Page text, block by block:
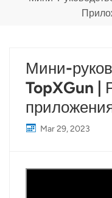
Мини-
TopXGun |
Mar 29, 2023